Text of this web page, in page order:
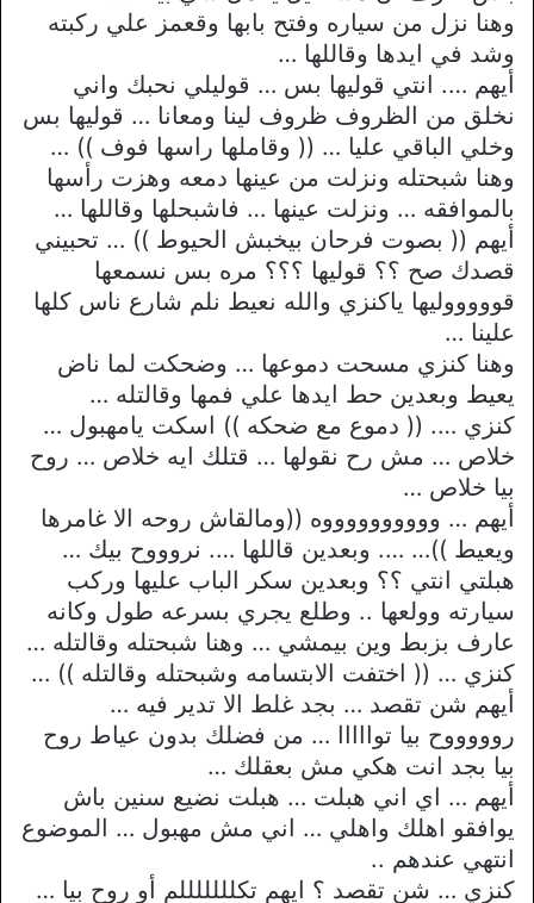
وهنا نزل من سياره وفتح بابها وقعمز علي ركبته
وشد في ايدها وقاللها …
أيهم …. انتي قوليها بس … قوليلي نحبك واني
نخلق من الظروف ظروف لينا ومعانا … قوليها بس
وخلي الباقي عليا … (( وقاملها راسها فوف )) …
وهنا شبحتله ونزلت من عينها دمعه وهزت رأسها
بالموافقه … ونزلت عينها … فاشبحلها وقاللها …
أيهم (( بصوت فرحان بيخبش الحيوط )) … تحبيني
قصدك صح ؟؟ قوليها ؟؟؟ مره بس نسمعها
قوووووليها ياكنزي والله نعيط نلم شارع ناس كلها
علينا …
وهنا كنزي مسحت دموعها … وضحكت لما ناض
يعيط وبعدين حط ايدها علي فمها وقالتله …
كنزي …. (( دموع مع ضحكه )) اسكت يامهبول …
خلاص … مش رح نقولها … قتلك ايه خلاص … روح
بيا خلاص …
أيهم … ووووووووووه ((ومالقاش روحه الا غامرها
ويعيط ))… …. وبعدين قاللها …. نروووح بيك …
هبلتي انتي ؟؟ وبعدين سكر الباب عليها وركب
سيارته وولعها .. وطلع يجري بسرعه طول وكانه
عارف بزبط وين بيمشي … وهنا شبحتله وقالتله …
كنزي … (( اختفت الابتسامه وشبحتله وقالتله )) …
أيهم شن تقصد … بجد غلط الا تدير فيه …
روووووح بيا توااااا … من فضلك بدون عياط روح
بيا بجد انت هكي مش بعقلك …
أيهم … اي اني هبلت … هبلت نضيع سنين باش
يوافقو اهلك واهلي … اني مش مهبول … الموضوع
انتهي عندهم ..
كنزي … شن تقصد ؟ ايهم تكلللللللم أو روح بيا …